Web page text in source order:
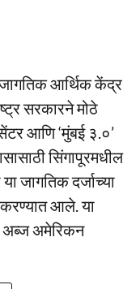
आर्थिक केंद्र
सरकारने मोठे
आणि ‘मुंबई ३.०’
सिंगापूरमधील
जागतिक दर्जाच्या
आले. या
अब्ज अमेरिकन